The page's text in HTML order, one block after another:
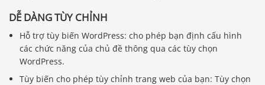
DỄ DÀNG TÙY CHỈNH
Hỗ trợ tùy biến WordPress: cho phép bạn định cấu hình
các chức năng của chủ đề thông qua các tùy chọn
WordPress.
Tùy biến cho phép tùy chỉnh trang web của bạn: Tùy chọn
Báo giá & Đặt hàng: